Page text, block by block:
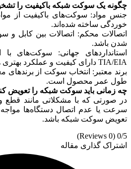
چگونه یک سوکت شبکه باکیفیت را
جنس مواد: سوکت‌های باکیفیت از مواد
خوردگی ساخته شده‌اند.
اتصالات محکم: اتصالات بین کابل و
شدن باشد.
استانداردهای جهانی: سوکت‌های با
TIA/EIA دارای کیفیت و عملکرد بهتری هستند.
برند معتبر: انتخاب سوکت از برندهای
طول عمر محصول است.
چه زمانی باید سوکت شبکه را تعویض
در صورتی که با مشکلاتی مانند
سرعت یا عدم اتصال دستگاه‌ها
تعویض سوکت شبکه باشد.
0/5
(0 Reviews)
اشتراک گذاری مقاله